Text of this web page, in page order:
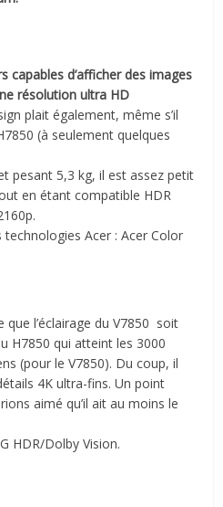
capables d’afficher des images
résolution ultra HD
plait également, même s’il
(à seulement quelques
pesant 5,3 kg, il est assez petit
en étant compatible HDR
Acer : Acer Color
l’éclairage du V7850 soit
H7850 qui atteint les 3000
(pour le V7850). Du coup, il
4K ultra-fins. Un point
aimé qu’il ait au moins le
HDR/Dolby Vision.